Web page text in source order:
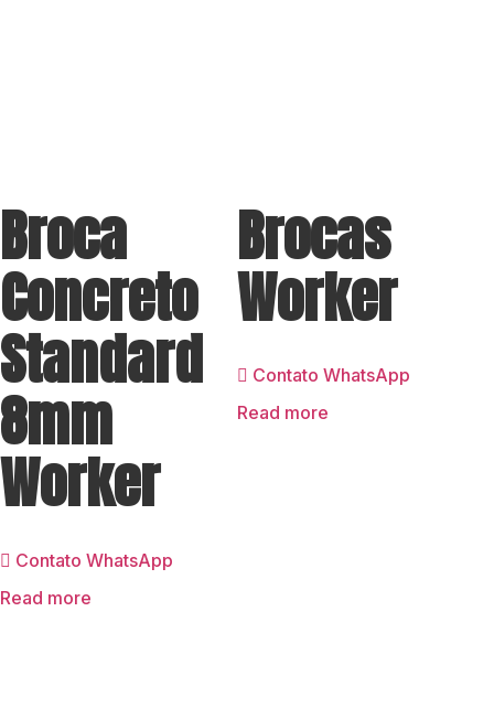
Broca
Concreto
Standard
8mm
Worker
Contato WhatsApp
Read more
Brocas
Worker
Contato WhatsApp
Read more